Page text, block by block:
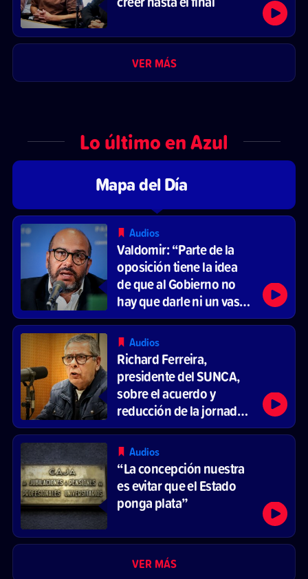
VER MÁS
Lo último en Azul
Mapa del Día
Audios
Valdomir: “Parte de la
oposición tiene la idea
de que al Gobierno no
hay que darle ni un vaso
de agua”
Audios
Richard Ferreira,
presidente del SUNCA,
sobre el acuerdo y
reducción de la jornada
laboral
Audios
“La concepción nuestra
es evitar que el Estado
ponga plata”
VER MÁS